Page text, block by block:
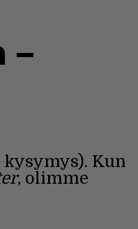
–
Kun
, olimme